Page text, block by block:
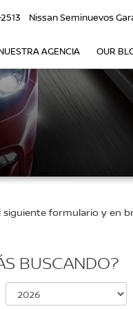
Nissan Seminuevos
AGENCIA OUR
formulario y en
BUSCANDO?